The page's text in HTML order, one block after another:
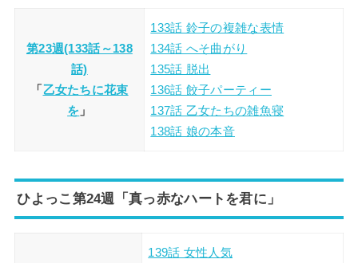
第23週(133話～138
話)
「 乙女たちに花束
を 」
133話 鈴子の複雑な表情
134話 へそ曲がり
135話 脱出
136話 餃子パーティー
137話 乙女たちの雑魚寝
138話 娘の本音
ひよっこ第24週「真っ赤なハートを君に」
139話 女性人気